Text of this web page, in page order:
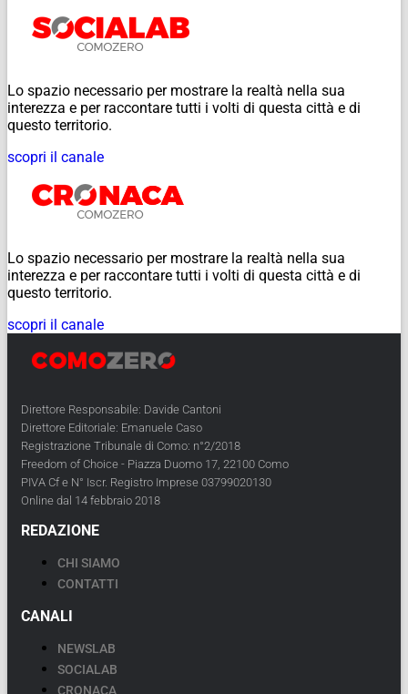
Lo spazio necessario per mostrare la realtà nella sua
interezza e per raccontare tutti i volti di questa città e di
questo territorio.
scopri il canale
Lo spazio necessario per mostrare la realtà nella sua
interezza e per raccontare tutti i volti di questa città e di
questo territorio.
scopri il canale
Direttore Responsabile: Davide Cantoni
Direttore Editoriale: Emanuele Caso
Registrazione Tribunale di Como: n°2/2018
Freedom of Choice - Piazza Duomo 17, 22100 Como
PIVA Cf e N° Iscr. Registro Imprese 03799020130
Online dal 14 febbraio 2018
REDAZIONE
CHI SIAMO
CONTATTI
CANALI
NEWSLAB
SOCIALAB
CRONACA